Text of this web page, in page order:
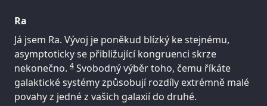
Ra
Já jsem Ra. Vývoj je poněkud blízký ke stejnému,
asymptoticky se přibližující kongruenci skrze
nekonečno. 4 Svobodný výběr toho, čemu říkáte
galaktické systémy způsobují rozdíly extrémně malé
povahy z jedné z vašich galaxií do druhé.